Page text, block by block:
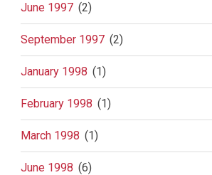
June 1997 (2)
September 1997 (2)
January 1998 (1)
February 1998 (1)
March 1998 (1)
June 1998 (6)